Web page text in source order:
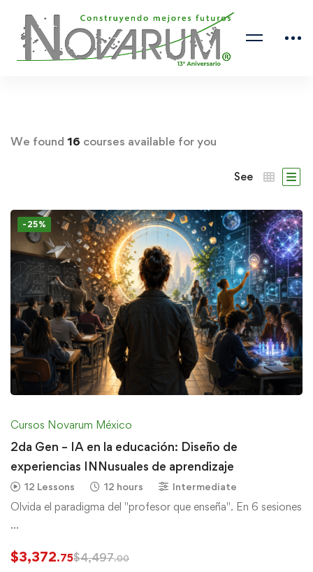
We found 16 courses available for you
See
-25%
Cursos Novarum México
2da Gen – IA en la educación: Diseño de
experiencias INNusuales de aprendizaje
12 Lessons 12 hours Intermediate
Olvida el paradigma del "profesor que enseña". En 6 sesiones
…
$3,372.75$4,497.00